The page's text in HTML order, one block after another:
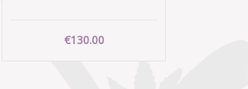
€130.00